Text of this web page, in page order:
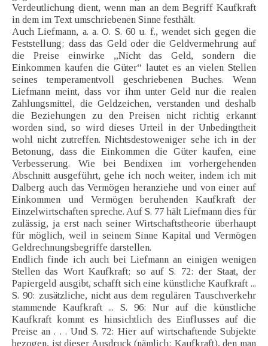
Verdeutlichung dient, wenn man an dem Begriff Kaufkraft
in dem im Text umschriebenen Sinne festhält.
Auch Liefmann, a. a. O. S. 60 u. f., wendet sich gegen die
Feststellung; dass das Geld oder die Geldvermehrung auf
die Preise einwirke „Nicht das Geld, sondern die
Einkommen kaufen die Güter“ lautet es an vielen Stellen
seines temperamentvoll geschriebenen Buches. Wenn
Liefmann meint, dass vor ihm unter Geld nur die realen
Zahlungsmittel, die Geldzeichen, verstanden und deshalb
die Beziehungen zu den Preisen nicht richtig erkannt
worden sind, so wird dieses Urteil in der Unbedingtheit
wohl nicht zutreffen. Nichtsdestoweniger sehe ich in der
Betonung, dass die Einkommen die Güter kaufen, eine
Verbesserung. Wie bei Bendixen im vorhergehenden
Abschnitt ausgeführt, gehe ich noch weiter, indem ich mit
Dalberg auch das Vermögen heranziehe und von einer auf
Einkommen und Vermögen beruhenden Kaufkraft der
Einzelwirtschaften spreche. Auf S. 77 hält Liefmann dies für
zulässig, ja erst nach seiner Wirtschaftstheorie überhaupt
für möglich, weil in seinem Sinne Kapital und Vermögen
Geldrechnungsbegriffe darstellen.
Endlich finde ich auch bei Liefmann an einigen wenigen
Stellen das Wort Kaufkraft; so auf S. 72: der Staat, der
Papiergeld ausgibt, schafft sich eine künstliche Kaufkraft ...
S. 90: zusätzliche, nicht aus dem regulären Tauschverkehr
stammende Kaufkraft ... S. 96: Nur auf die künstliche
Kaufkraft kommt es hinsichtlich des Einflusses auf die
Preise an . . . Und S. 72: Hier auf wirtschaftende Subjekte
bezogen, ist dieser Ausdruck (nämlich: Kaufkraft), den man